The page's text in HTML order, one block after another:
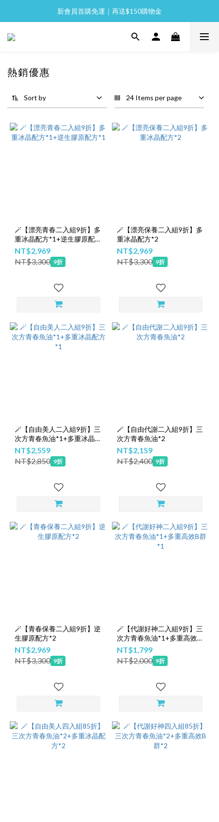
全館消費滿 NT$2,000 免運
新會員首購免運｜再送$150購物金
全館消費滿 NT$2,000 免運
熱銷優惠
Sort by 24 Items per page
🪄【漂亮青春二入組9折】多
重冰晶配方*1+逆生膠原配方
*1
NT$2,969
NT$3,300 9折
🪄【漂亮保養二入組9折】多
重冰晶配方*2
NT$2,969
NT$3,300 9折
🪄【自由美人二入組9折】三
次方青春魚油*1+多重冰晶配
方*1
NT$2,559
NT$2,850 9折
🪄【自由代謝二入組9折】三
次方青春魚油*2
NT$2,159
NT$2,400 9折
🪄【青春保養二入組9折】逆
生膠原配方*2
NT$2,969
NT$3,300 9折
🪄【代謝好神二入組9折】三
次方青春魚油*1+多重高效B
群*1
NT$1,799
NT$2,000 9折